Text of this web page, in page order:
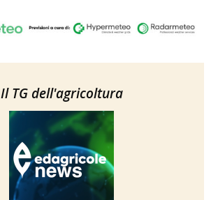
Il TG dell'agricoltura